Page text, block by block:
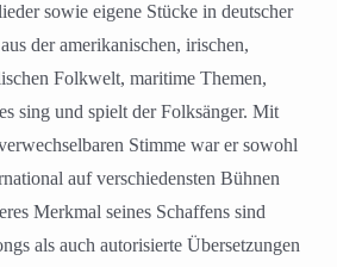
sowie eigene Stücke in deutscher
der amerikanischen, irischen,
Folkwelt, maritime Themen,
sing und spielt der Folksänger. Mit
Stimme war er sowohl
auf verschiedensten Bühnen
Merkmal seines Schaffens sind
als auch autorisierte Übersetzungen